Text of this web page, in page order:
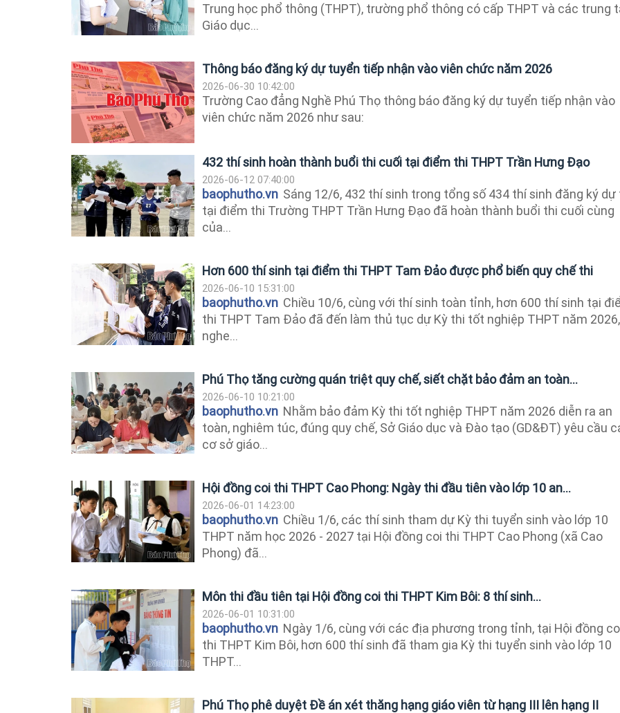
Trung học phổ thông (THPT), trường phổ thông có cấp THPT và các trung
Giáo dục...
Thông báo đăng ký dự tuyển tiếp nhận vào viên chức năm 2026
2026-06-30 10:42:00
Trường Cao đẳng Nghề Phú Thọ thông báo đăng ký dự tuyển tiếp nhận vào
viên chức năm 2026 như sau:
432 thí sinh hoàn thành buổi thi cuối tại điểm thi THPT Trần Hưng Đạo
2026-06-12 07:40:00
baophutho.vn Sáng 12/6, 432 thí sinh trong tổng số 434 thí sinh đăng ký dự
tại điểm thi Trường THPT Trần Hưng Đạo đã hoàn thành buổi thi cuối cùng
của...
Hơn 600 thí sinh tại điểm thi THPT Tam Đảo được phổ biến quy chế thi
2026-06-10 15:31:00
baophutho.vn Chiều 10/6, cùng với thí sinh toàn tỉnh, hơn 600 thí sinh tại
thi THPT Tam Đảo đã đến làm thủ tục dự Kỳ thi tốt nghiệp THPT năm 2026,
nghe...
Phú Thọ tăng cường quán triệt quy chế, siết chặt bảo đảm an toàn...
2026-06-10 10:21:00
baophutho.vn Nhằm bảo đảm Kỳ thi tốt nghiệp THPT năm 2026 diễn ra an
toàn, nghiêm túc, đúng quy chế, Sở Giáo dục và Đào tạo (GD&ĐT) yêu cầu
cơ sở giáo...
Hội đồng coi thi THPT Cao Phong: Ngày thi đầu tiên vào lớp 10 an...
2026-06-01 14:23:00
baophutho.vn Chiều 1/6, các thí sinh tham dự Kỳ thi tuyển sinh vào lớp 10
THPT năm học 2026 - 2027 tại Hội đồng coi thi THPT Cao Phong (xã Cao
Phong) đã...
Môn thi đầu tiên tại Hội đồng coi thi THPT Kim Bôi: 8 thí sinh...
2026-06-01 10:31:00
baophutho.vn Ngày 1/6, cùng với các địa phương trong tỉnh, tại Hội đồng
thi THPT Kim Bôi, hơn 600 thí sinh đã tham gia Kỳ thi tuyển sinh vào lớp 10
THPT...
Phú Thọ phê duyệt Đề án xét thăng hạng giáo viên từ hạng III lên hạng II